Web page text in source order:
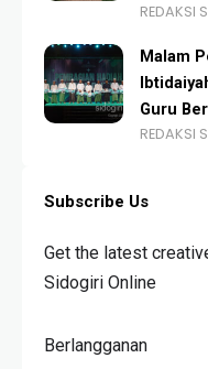
REDAKSI
Malam
Guru
REDAKSI
Subscribe Us
Get the latest
Sidogiri Online
Berlangganan